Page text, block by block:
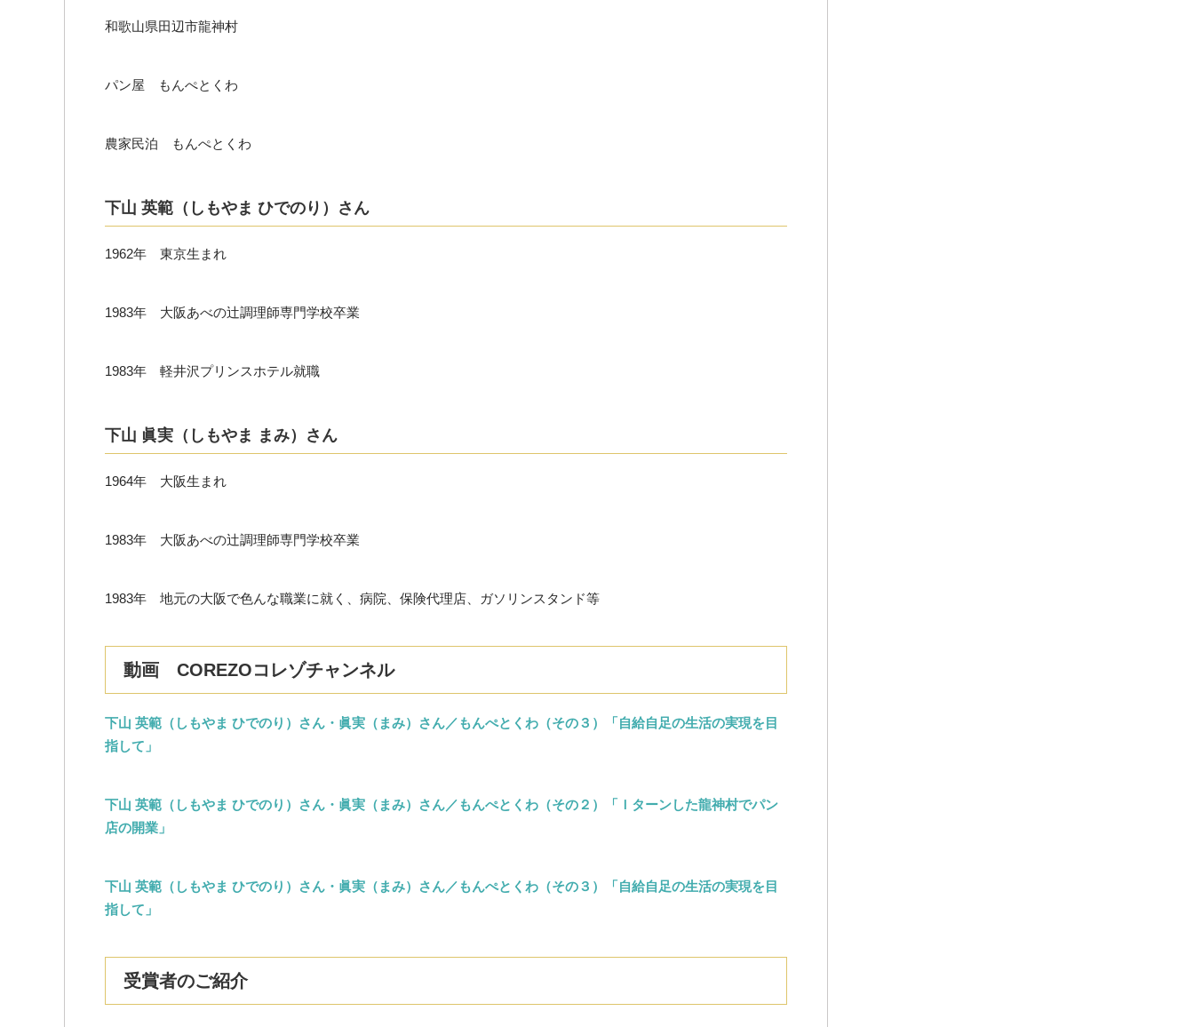
和歌山県田辺市龍神村
パン屋 もんぺとくわ
農家民泊 もんぺとくわ
下山 英範（しもやま ひでのり）さん
1962年 東京生まれ
1983年 大阪あべの辻調理師専門学校卒業
1983年 軽井沢プリンスホテル就職
下山 眞実（しもやま まみ）さん
1964年 大阪生まれ
1983年 大阪あべの辻調理師専門学校卒業
1983年 地元の大阪で色んな職業に就く、病院、保険代理店、ガソリンスタンド等
動画 COREZOコレゾチャンネル
下山 英範（しもやま ひでのり）さん・眞実（まみ）さん／もんぺとくわ（その３）「自給自足の生活の実現を目
指して」
下山 英範（しもやま ひでのり）さん・眞実（まみ）さん／もんぺとくわ（その２）「Ｉターンした龍神村でパン
店の開業」
下山 英範（しもやま ひでのり）さん・眞実（まみ）さん／もんぺとくわ（その３）「自給自足の生活の実現を目
指して」
受賞者のご紹介